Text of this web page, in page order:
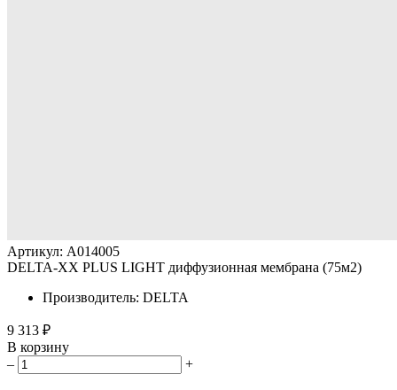
Артикул: A014005
DELTA-XX PLUS LIGHT диффузионная мембрана (75м2)
Производитель: DELTA
9 313 ₽
В корзину
–
+